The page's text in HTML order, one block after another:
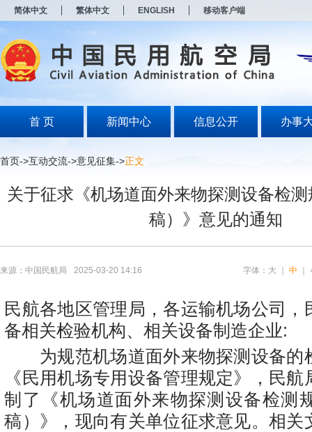
简体中文 繁体中文 ENGLISH 移动客户端
首 页 新闻中心 信息公开 办事
首页->互动交流->意见征集->正文
关于征求《机场道面外来物探测设备检
稿）》意见的通知
来源：中国民航局 2025-03-20 14:16 字体： 大 中
民航各地区管理局，各运输机场公司，
备相关检验机构、相关设备制造企业:
为规范机场道面外来物探测设备的
《民用机场专用设备管理规定》，民
制了《机场道面外来物探测设备检测
稿）》，现向有关单位征求意见。相关
打
开
无
障
说
按
Alt
波
浪
盲